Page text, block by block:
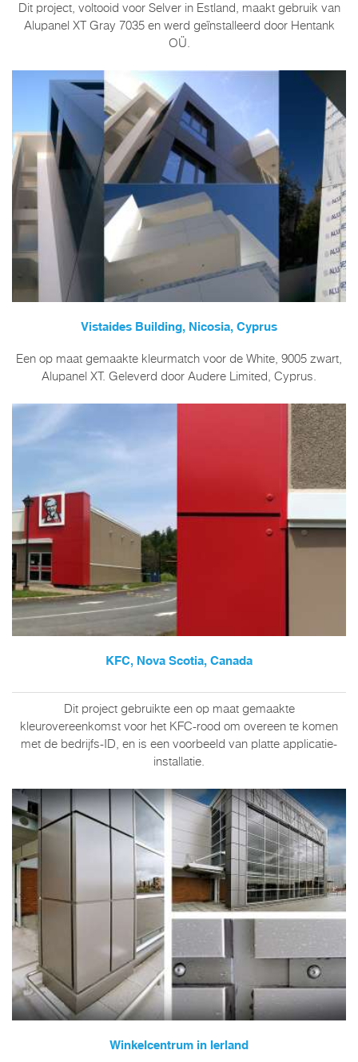
Dit project, voltooid voor Selver in Estland, maakt gebruik van
Alupanel XT Gray 7035 en werd geïnstalleerd door Hentank
OÜ.
Vistaides Building, Nicosia, Cyprus
Een op maat gemaakte kleurmatch voor de White, 9005 zwart,
Alupanel XT. Geleverd door Audere Limited, Cyprus.
KFC, Nova Scotia, Canada
Dit project gebruikte een op maat gemaakte
kleurovereenkomst voor het KFC-rood om overeen te komen
met de bedrijfs-ID, en is een voorbeeld van platte applicatie-
installatie.
Winkelcentrum in Ierland